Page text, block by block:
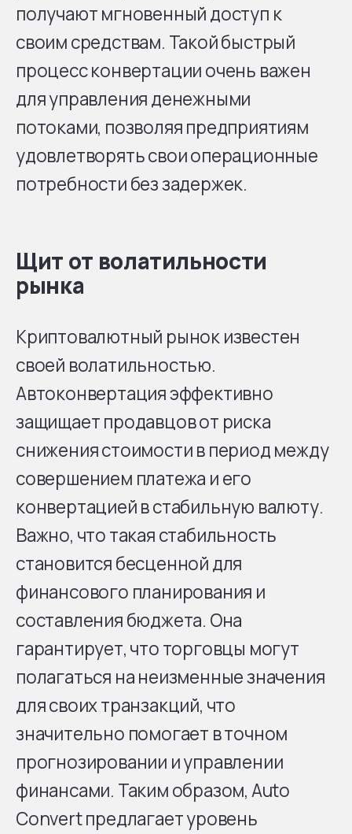
получают мгновенный доступ к
своим средствам. Такой быстрый
процесс конвертации очень важен
для управления денежными
потоками, позволяя предприятиям
удовлетворять свои операционные
потребности без задержек.
Щит от волатильности
рынка
Криптовалютный рынок известен
своей волатильностью.
Автоконвертация эффективно
защищает продавцов от риска
снижения стоимости в период между
совершением платежа и его
конвертацией в стабильную валюту.
Важно, что такая стабильность
становится бесценной для
финансового планирования и
составления бюджета. Она
гарантирует, что торговцы могут
полагаться на неизменные значения
для своих транзакций, что
значительно помогает в точном
прогнозировании и управлении
финансами. Таким образом, Auto
Convert предлагает уровень